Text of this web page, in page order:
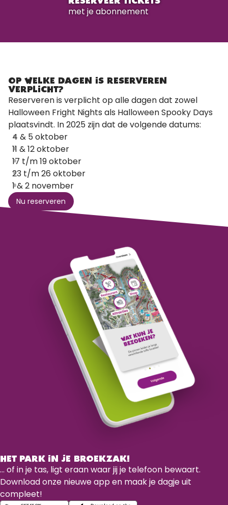
met je abonnement
OP WELKE DAGEN IS RESERVEREN
VERPLICHT?
Reserveren is verplicht op alle dagen dat zowel
Halloween Fright Nights als Halloween Spooky Days
plaatsvindt. In 2025 zijn dat de volgende datums:
4 & 5 oktober
11 & 12 oktober
17 t/m 19 oktober
23 t/m 26 oktober
1 & 2 november
Nu reserveren
HET PARK IN JE BROEKZAK!
... of in je tas, ligt eraan waar jij je telefoon bewaart.
Download onze nieuwe app en maak je dagje uit
compleet!